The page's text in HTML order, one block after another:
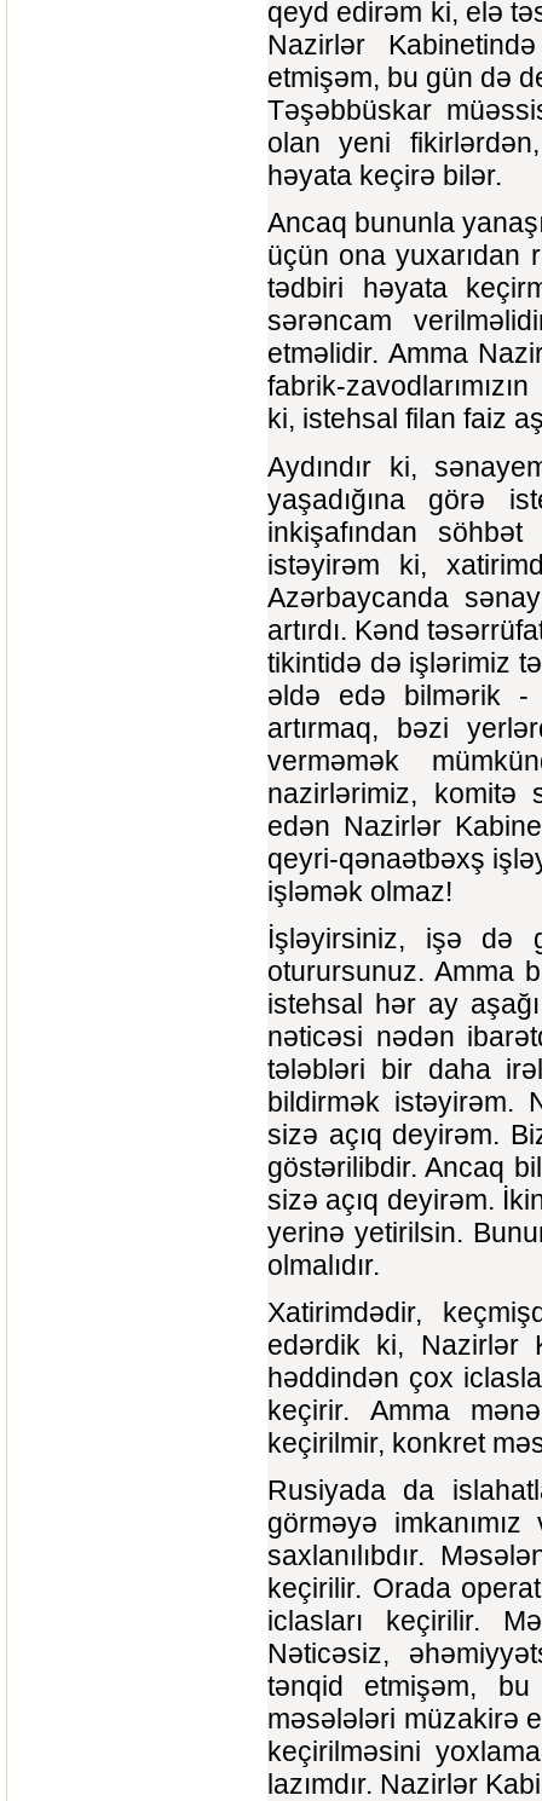
qeyd edirəm ki, elə
Nazirlər
etmişəm, bu gün də
Təşəbbüskar
olan yeni
həyata keçirə bilər.
Ancaq bununla
üçün ona yuxarıdan
tədbiri həyata
sərəncam
etməlidir. Amma
fabrik-
ki, istehsal filan faiz
Aydındır ki,
yaşadığına görə
inkişafından
istəyirəm ki,
Azərbaycanda
artırdı. Kənd
tikintidə də işlərimiz
əldə edə bilmərik -
artırmaq, bəzi
verməmək
nazirlərimiz, komitə
edən Nazirlər
qeyri-qənaətbəxş
işləmək olmaz!
İşləyirsiniz, işə də
oturursunuz. Amma
istehsal hər ay
nəticəsi nədən
tələbləri bir daha
bildirmək istəyirəm.
sizə açıq deyirəm.
göstərilibdir. Ancaq
sizə açıq deyirəm.
yerinə yetirilsin.
olmalıdır.
Xatirimdədir,
edərdik ki, Nazirlər
həddindən çox
keçirir. Amma
keçirilmir, konkret
Rusiyada da
görməyə
saxlanılıbdır.
keçirilir. Orada
iclasları keçirilir.
Nəticəsiz,
tənqid etmişəm,
məsələləri müzakirə
keçirilməsini
lazımdır. Nazirlər